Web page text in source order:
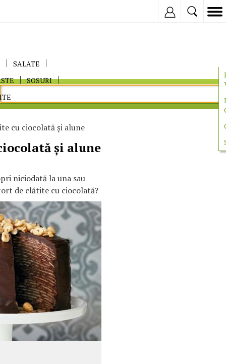
SALATE
SOSURI
cu ciocolată și alune
și alune
niciodată la una sau
de clătite cu ciocolată?